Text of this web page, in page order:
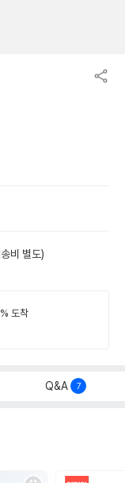
비 별도)
도착
Q&A 7